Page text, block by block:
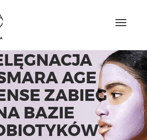
N
i
g
a
c
j
a
AGE
ZABIEG
BAZIE